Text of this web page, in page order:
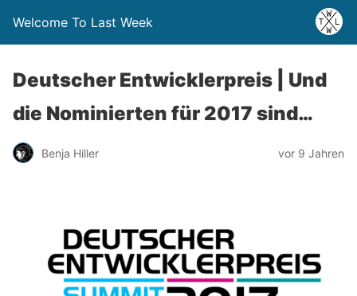
Welcome To Last Week
Deutscher Entwicklerpreis | Und
die Nominierten für 2017 sind…
Benja Hiller vor 9 Jahren